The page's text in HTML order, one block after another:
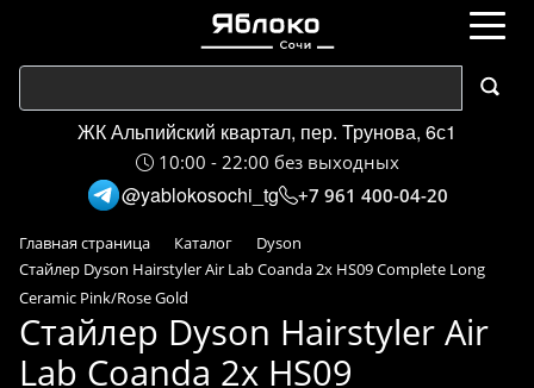
ЖК Альпийский квартал, пер. Трунова, 6с1
10:00 - 22:00 без выходных
@yablokosochi_tg +7 961 400-04-20
Главная страница Каталог
Dyson
Стайлер Dyson Hairstyler Air Lab Coanda 2x HS09 Complete Long
Ceramic Pink/Rose Gold
Стайлер Dyson Hairstyler Air
Lab Coanda 2x HS09